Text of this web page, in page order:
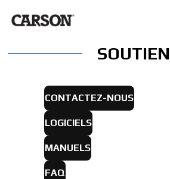
SOUTIEN
CONTACTEZ-NOUS
LOGICIELS
MANUELS
FAQ